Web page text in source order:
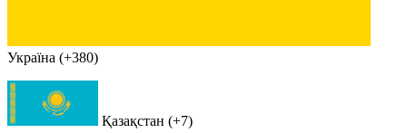
Україна (+380)
Қазақстан (+7)